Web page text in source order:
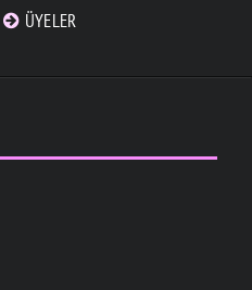
ÜYELER